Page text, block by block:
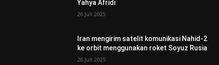
Yahya Afridi
26 Juli 2025
Iran mengirim satelit komunikasi Nahid-2
ke orbit menggunakan roket Soyuz Rusia
26 Juli 2025